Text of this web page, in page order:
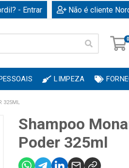
- Entrar Não é cliente
0
LIMPEZA
325ML
Shampoo
Poder 325ml